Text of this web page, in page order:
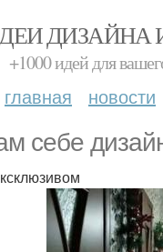
ДИЗАЙНА
+1000 идей для
главная новости
ceбe